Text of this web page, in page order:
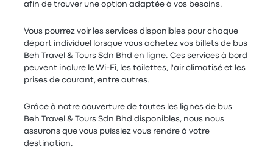
afin de trouver une option adaptée à vos besoins.
Vous pourrez voir les services disponibles pour chaque
départ individuel lorsque vous achetez vos billets de bus
Beh Travel & Tours Sdn Bhd en ligne. Ces services à bord
peuvent inclure le Wi-Fi, les toilettes, l'air climatisé et les
prises de courant, entre autres.
Grâce à notre couverture de toutes les lignes de bus
Beh Travel & Tours Sdn Bhd disponibles, nous nous
assurons que vous puissiez vous rendre à votre
destination.